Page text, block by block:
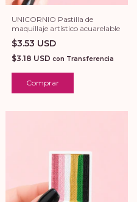
UNICORNIO Pastilla de
maquillaje artístico acuarelable
$3.53 USD
$3.18 USD con Transferencia